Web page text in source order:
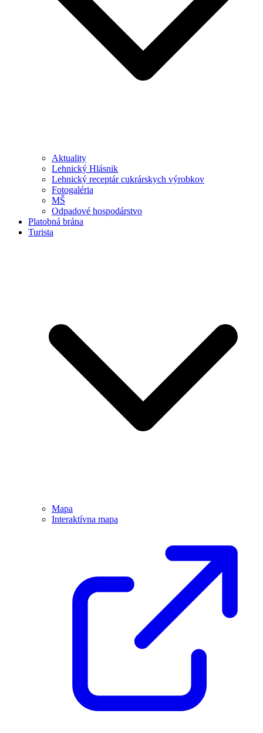
Aktuality
Lehnický Hlásnik
Lehnický receptár cukrárskych výrobkov
Fotogaléria
MŠ
Odpadové hospodárstvo
Platobná brána
Turista
Mapa
Interaktívna mapa